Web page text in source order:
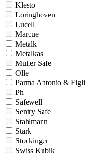
Klesto
Loringhoven
Lucell
Marcue
Metalk
Metalkas
Muller Safe
Olle
Parma Antonio & Figli
Ph
Safewell
Sentry Safe
Stahlmann
Stark
Stockinger
Swiss Kubik